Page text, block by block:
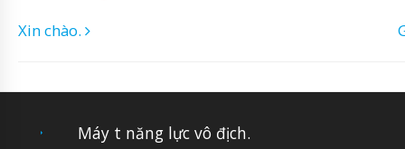
Xin chào.
Máy t năng lực vô địch.